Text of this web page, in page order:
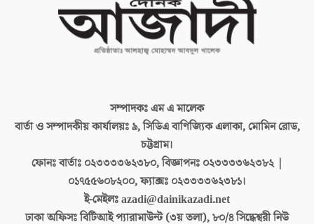
সম্পাদকঃএম এ মালেক
বার্তা ও সম্পাদকীয় কার্যালয়ঃ৯, সিডিএ বাণিজ্যিক এলাকা, মোমিন রোড,
চট্টগ্রাম।
ফোনঃ বার্তাঃ ০২৩৩৩৩৬২৩৮০, বিজ্ঞাপনঃ ০২৩৩৩৩৬২৩৮২ |
০১৭৫৫৬০৮২০০, ফ্যাক্সঃ ০২৩৩৩৩৬২৩৮১।
ই-মেইলঃazadi@dainikazadi.net
ঢাকা অফিসঃবিটিআই প্যারামাউন্ট (৩য় তলা), ৮০/৪ সিদ্ধেশ্বরী নিউ